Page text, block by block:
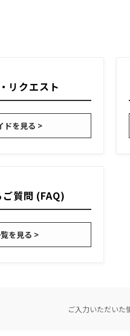
リクエスト
ドを見る >
質問 (FAQ)
を見る >
ご入力いただいた